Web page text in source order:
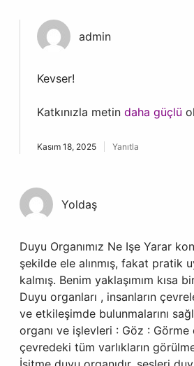
admin
Kevser!
Katkınızla metin daha güçlü
Kasım 18, 2025 Yanıtla
Yoldaş
Duyu Organımız Ne Işe Yarar
şekilde ele alınmış, fakat pratik
kalmış. Benim yaklaşımım kısa
Duyu organları , insanların
ve etkileşimde bulunmalarını
organı ve işlevleri : Göz : Görme
çevredeki tüm varlıkların